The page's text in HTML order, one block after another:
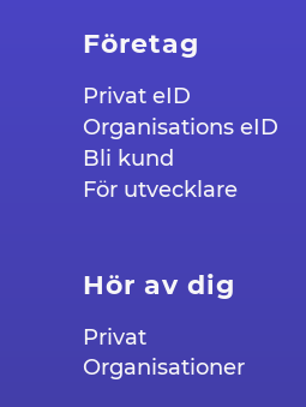
Företag
Privat eID
Organisations eID
Bli kund
För utvecklare
Hör av dig
Privat
Organisationer